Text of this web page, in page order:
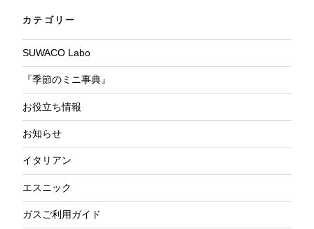
カテゴリー
SUWACO Labo
『季節のミニ事典』
お役立ち情報
お知らせ
イタリアン
エスニック
ガスご利用ガイド